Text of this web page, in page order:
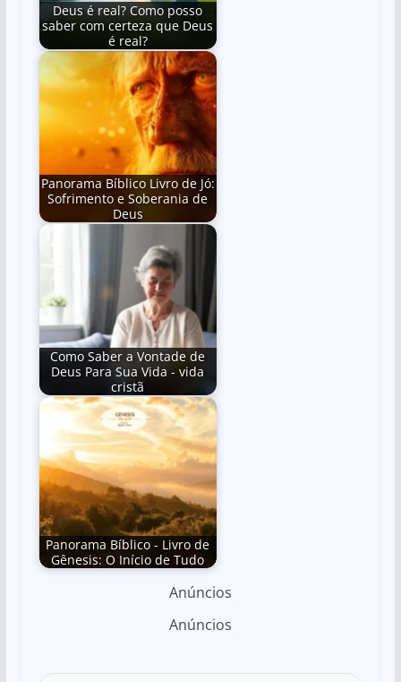
Deus é real? Como posso
saber com certeza que Deus
é real?
Panorama Bíblico Livro de Jó:
Sofrimento e Soberania de
Deus
Como Saber a Vontade de
Deus Para Sua Vida - vida
cristã
Panorama Bíblico - Livro de
Gênesis: O Início de Tudo
Anúncios
Anúncios